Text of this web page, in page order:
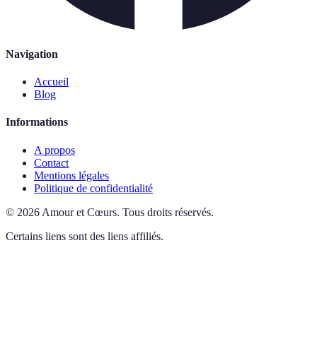
Navigation
Accueil
Blog
Informations
A propos
Contact
Mentions légales
Politique de confidentialité
© 2026 Amour et Cœurs. Tous droits réservés.
Certains liens sont des liens affiliés.